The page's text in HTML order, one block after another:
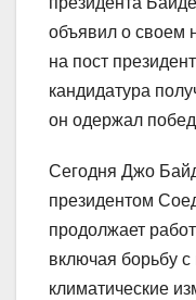
объявил о своем
на пост
кандидатура
он одержал
Сегодня Джо
президентом
продолжает
включая борьбу
климатические